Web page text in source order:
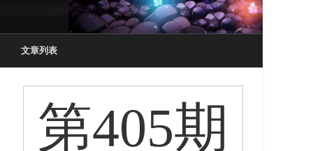
文章列表
第405期